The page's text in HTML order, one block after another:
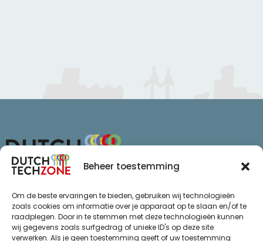
Beheer toestemming
Om de beste ervaringen te bieden, gebruiken wij technologieën
zoals cookies om informatie over je apparaat op te slaan en/of te
raadplegen. Door in te stemmen met deze technologieën kunnen
wij gegevens zoals surfgedrag of unieke ID's op deze site
verwerken. Als je geen toestemming geeft of uw toestemming
7811 KL Emmen
+31 (0)85 065 72 47